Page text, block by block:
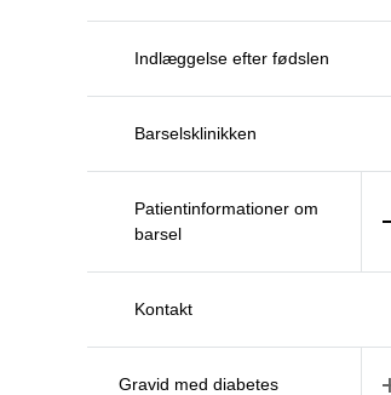
Indlæggelse efter fødslen
Barselsklinikken
Patientinformationer om
barsel
Kontakt
Gravid med diabetes